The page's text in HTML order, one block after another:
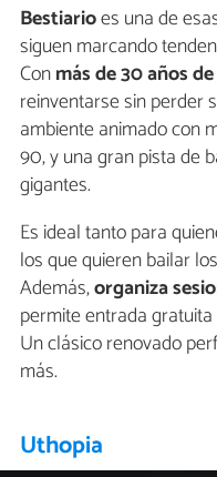
Bestiarioes una de
siguen marcando
Conmás de 30 años
reinventarse sin perder
ambiente animado con
90, y una gran pista de
gigantes.
Es ideal tanto para
los que quieren bailar
Además,organiza
permite entrada
Un clásico renovado
más.
Uthopia